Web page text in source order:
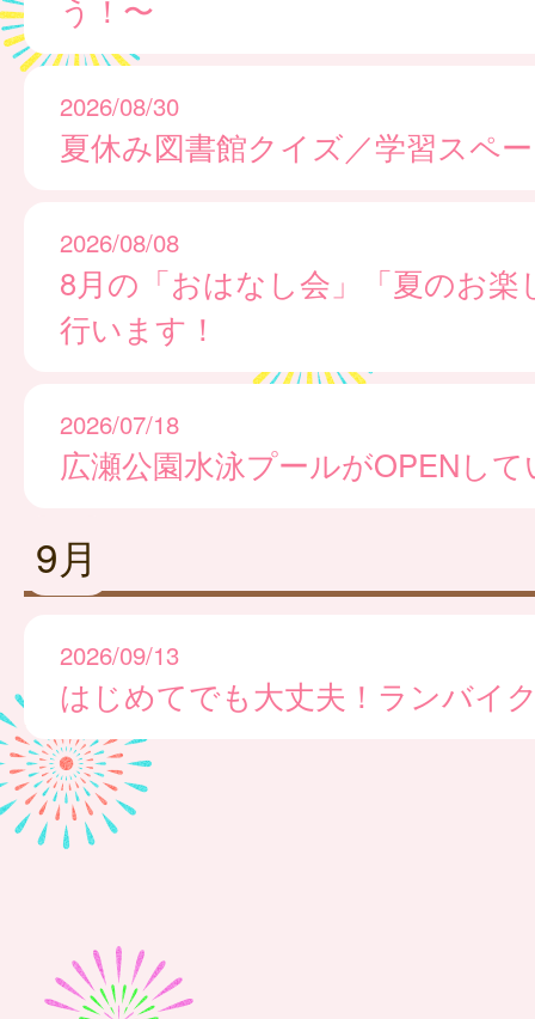
う！〜
2026/08/30
夏休み図書館クイズ／学習スペ
2026/08/08
8月の「おはなし会」「夏のお楽
行います！
2026/07/18
広瀬公園水泳プールがOPENし
9月
2026/09/13
はじめてでも大丈夫！ランバイ